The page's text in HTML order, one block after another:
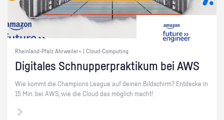
Rheinland-Pfalz Ahrweiler+ | Cloud-Computing
Di­gi­ta­les Schnup­per­prak­ti­kum bei AWS
Wie kommt die Cham­pi­ons Le­ague auf dei­nen Bild­schirm? Ent­de­cke in
15 Min. bei AWS, wie die Cloud das mög­lich macht!